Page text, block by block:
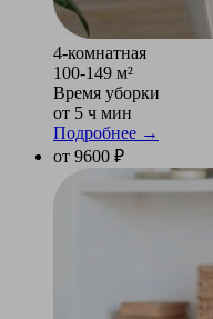
4-комнатная
100-149 м²
Время уборки
от 5 ч мин
Подробнее →
от 9600 ₽